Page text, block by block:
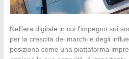
Nell’era digitale in cui l’impegno sui
per la crescita dei marchi e degli
posiziona come una piattaforma